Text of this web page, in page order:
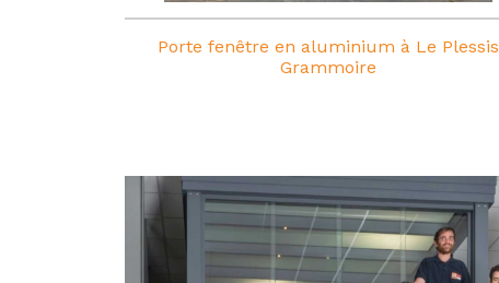
Porte fenêtre en aluminium à Le Plessis
Grammoire